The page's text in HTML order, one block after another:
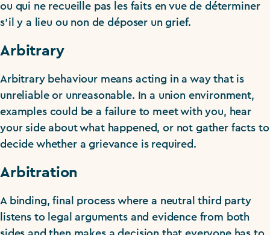
ou qui ne recueille pas les faits en vue de déterminer
s’il y a lieu ou non de déposer un grief.
Arbitrary
Arbitrary behaviour means acting in a way that is
unreliable or unreasonable. In a union environment,
examples could be a failure to meet with you, hear
your side about what happened, or not gather facts to
decide whether a grievance is required.
Arbitration
A binding, final process where a neutral third party
listens to legal arguments and evidence from both